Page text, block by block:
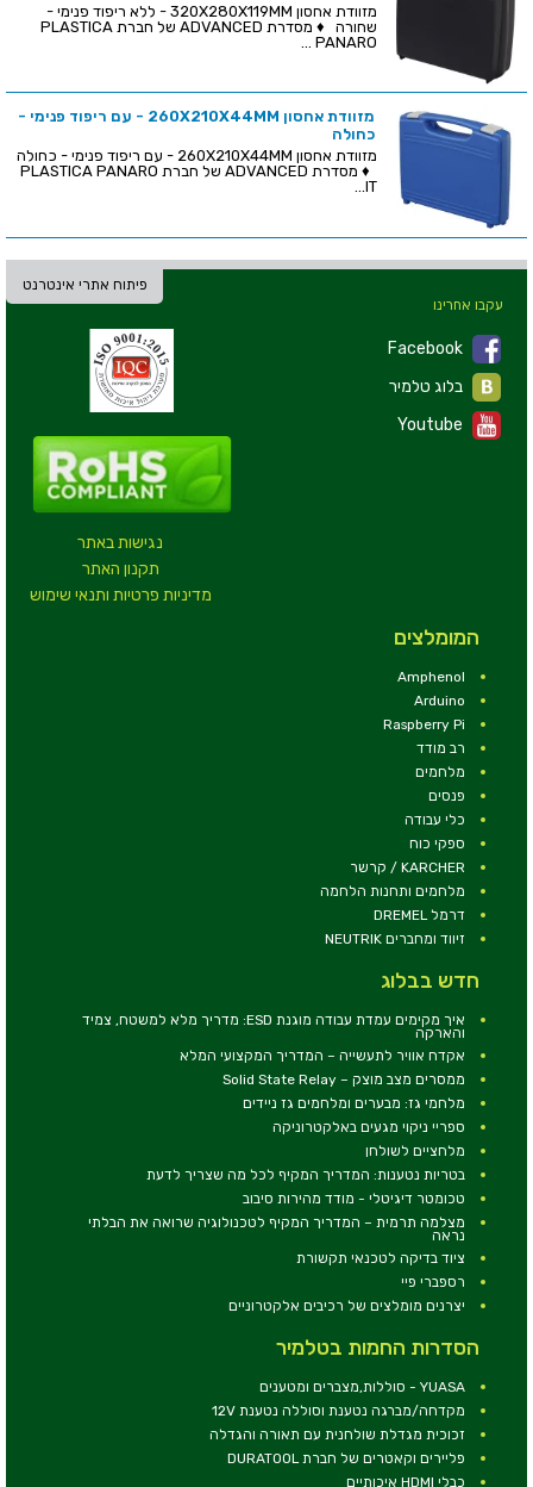
מזוודת אחסון 320X280X119MM - ללא ריפוד פנימי -
שחורה ♦ מסדרת ADVANCED של חברת PLASTICA
PANARO ...
מזוודת אחסון 260X210X44MM - עם ריפוד פנימי -
כחולה
מזוודת אחסון 260X210X44MM - עם ריפוד פנימי - כחולה
♦ מסדרת ADVANCED של חברת PLASTICA PANARO
IT...
פיתוח אתרי אינטרנט
נגישות באתר
תקנון האתר
מדיניות פרטיות ותנאי שימוש
עקבו אחרינו
Facebook
Youtube
המומלצים
Amphenol
Arduino
Raspberry Pi
רב מודד
מלחמים
פנסים
כלי עבודה
ספקי כוח
KARCHER / קרשר
מלחמים ותחנות הלחמה
דרמל DREMEL
זיווד ומחברים NEUTRIK
חדש בבלוג
איך מקימים עמדת עבודה מוגנת ESD: מדריך מלא למשטח, צמיד
והארקה
אקדח אוויר לתעשייה – המדריך המקצועי המלא
ממסרים מצב מוצק – Solid State Relay
מלחמי גז: מבערים ומלחמים גז ניידים
ספריי ניקוי מגעים באלקטרוניקה
מלחציים לשולחן
בטריות נטענות: המדריך המקיף לכל מה שצריך לדעת
טכומטר דיגיטלי - מודד מהירות סיבוב
מצלמה תרמית – המדריך המקיף לטכנולוגיה שרואה את הבלתי
נראה
ציוד בדיקה לטכנאי תקשורת
רספברי פיי
יצרנים מומלצים של רכיבים אלקטרוניים
הסדרות החמות בטלמיר
YUASA - סוללות,מצברים ומטענים
מקדחה/מברגה נטענת וסוללה נטענת 12V
זכוכית מגדלת שולחנית עם תאורה והגדלה
פליירים וקאטרים של חברת DURATOOL
כבלי HDMI איכותיים